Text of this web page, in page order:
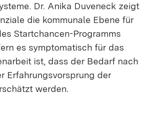
Dr. Anika Duveneck zeigt
die kommunale Ebene für
Startchancen-Programms
es symptomatisch für das
ist, dass der Bedarf nach
Erfahrungsvorsprung der
werden.